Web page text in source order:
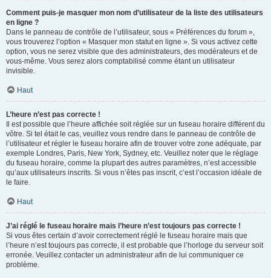
Comment puis-je masquer mon nom d’utilisateur de la liste des utilisateurs
en ligne ?
Dans le panneau de contrôle de l’utilisateur, sous « Préférences du forum »,
vous trouverez l’option « Masquer mon statut en ligne ». Si vous activez cette
option, vous ne serez visible que des administrateurs, des modérateurs et de
vous-même. Vous serez alors comptabilisé comme étant un utilisateur
invisible.
Haut
L’heure n’est pas correcte !
Il est possible que l’heure affichée soit réglée sur un fuseau horaire différent du
vôtre. Si tel était le cas, veuillez vous rendre dans le panneau de contrôle de
l’utilisateur et régler le fuseau horaire afin de trouver votre zone adéquate, par
exemple Londres, Paris, New York, Sydney, etc. Veuillez noter que le réglage
du fuseau horaire, comme la plupart des autres paramètres, n’est accessible
qu’aux utilisateurs inscrits. Si vous n’êtes pas inscrit, c’est l’occasion idéale de
le faire.
Haut
J’ai réglé le fuseau horaire mais l’heure n’est toujours pas correcte !
Si vous êtes certain d’avoir correctement réglé le fuseau horaire mais que
l’heure n’est toujours pas correcte, il est probable que l’horloge du serveur soit
erronée. Veuillez contacter un administrateur afin de lui communiquer ce
problème.